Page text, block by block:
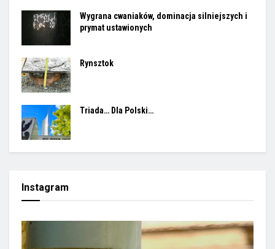
Wygrana cwaniaków, dominacja silniejszych i
prymat ustawionych
Rynsztok
Triada… Dla Polski…
Instagram